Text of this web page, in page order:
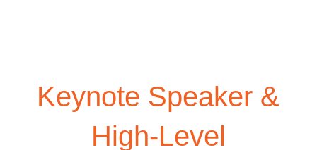
Keynote Speaker &
High-Level